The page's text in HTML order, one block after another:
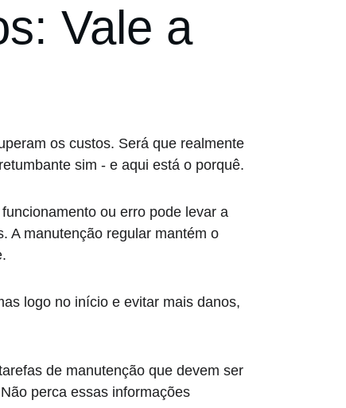
Vale a
os custos. Será que realmente
sim - e aqui está o porquê.
ou erro pode levar a
A manutenção regular mantém o
logo no início e evitar mais danos,
de manutenção que devem ser
perca essas informações